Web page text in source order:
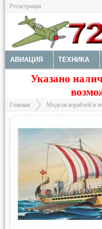
Регистрация
АВИАЦИЯ ТЕХНИКА
ДОПОЛНЕНИЯ КРАСКИ
Указано
Главная Модели кораблей и